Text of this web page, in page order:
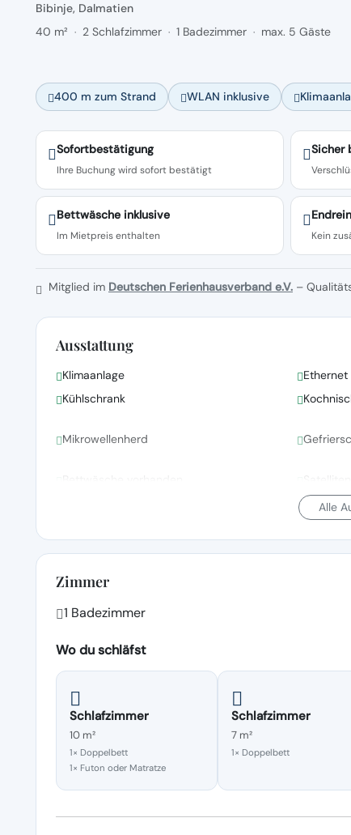
Bibinje, Dalmatien
40 m² · 2 Schlafzimmer · 1 Badezimmer · max. 5 Gäste
400 m zum Strand WLAN inklusive
Sofortbestätigung
Ihre Buchung wird sofort bestätigt
Sicher
Bettwäsche inklusive
Im Mietpreis enthalten Kein
Mitglied im Deutschen Ferienhausverband e.V. –
Ausstattung
Klimaanlage
Kühlschrank
Mikrowellenherd
Alle
Zimmer
1 Badezimmer
Wo du schläfst
Schlafzimmer
10 m²
1× Doppelbett
1× Futon oder Matratze
Schlafzimmer
7 m²
1× Doppelbett